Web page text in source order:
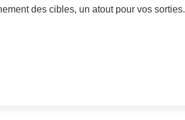
des cibles, un atout pour vos sorties.